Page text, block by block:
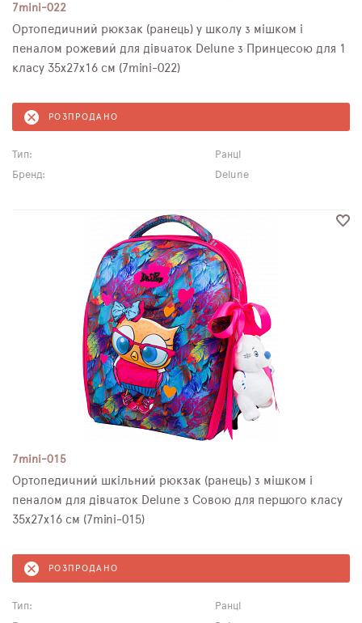
7mini-022
Ортопедичний рюкзак (ранець) у школу з мішком і
пеналом рожевий для дівчаток Delune з Принцесою для 1
класу 35х27х16 см (7mini-022)
РОЗПРОДАНО
Тип:
Ранці
Бренд:
Delune
7mini-015
Ортопедичний шкільний рюкзак (ранець) з мішком і
пеналом для дівчаток Delune з Совою для першого класу
35х27х16 см (7mini-015)
РОЗПРОДАНО
Тип:
Ранці